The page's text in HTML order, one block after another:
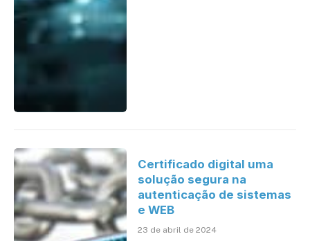
Certificado digital uma
solução segura na
autenticação de sistemas
e WEB
23 de abril de 2024